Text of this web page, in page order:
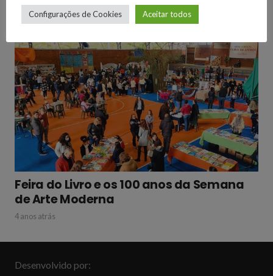
Feira do Livro e os 100 anos da Semana
de Arte Moderna
4 anos atrás
Desenvolvido por:
Configurações de Cookies Aceitar todos